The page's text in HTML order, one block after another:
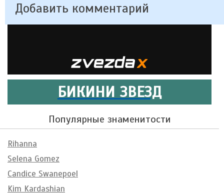
Добавить комментарий
БИКИНИ ЗВЕЗД
Популярные знаменитости
Rihanna
Selena Gomez
Candice Swanepoel
Kim Kardashian